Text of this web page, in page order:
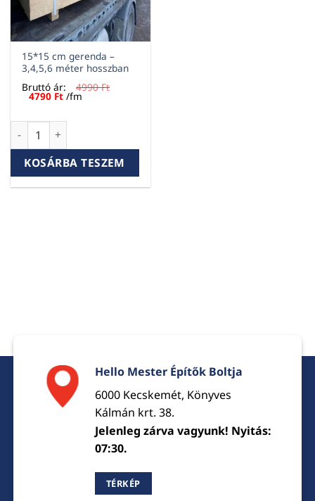
15*15 cm gerenda –
3,4,5,6 méter hosszban
Bruttó ár:
4990Ft
Original
price
4990 Ft.
4790 FtCurrent
price
4790 Ft.
/fm
15*15 cm gerenda - 3,4,5,6 méter hosszban mennyiség
KOSÁRBA TESZEM
Hello Mester Építők Boltja
6000 Kecskemét, Könyves
Kálmán krt. 38.
Jelenleg zárva vagyunk! Nyitás:
07:30.
TÉRKÉP